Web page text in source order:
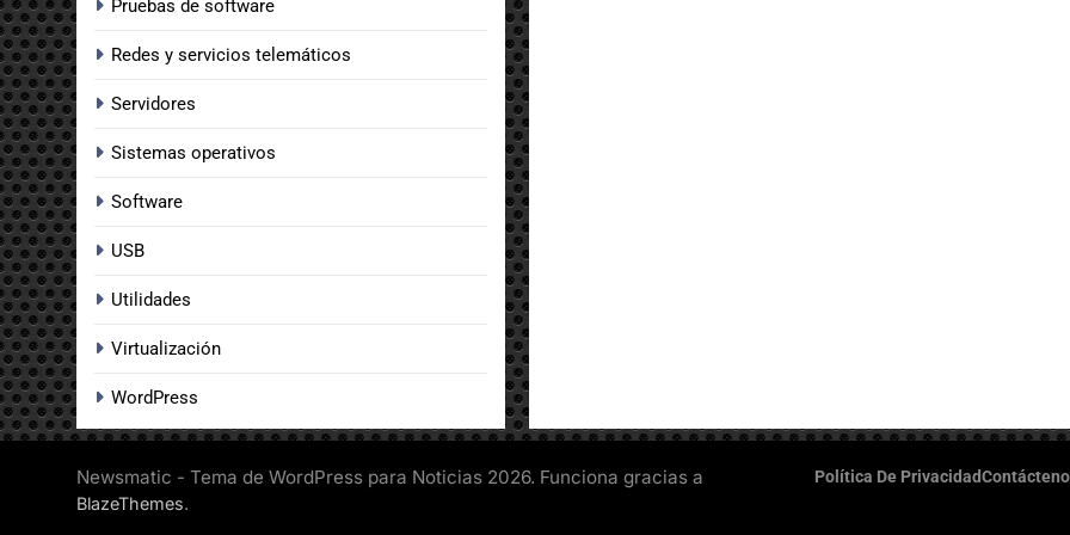
Pruebas de software
Redes y servicios telemáticos
Servidores
Sistemas operativos
Software
USB
Utilidades
Virtualización
WordPress
Newsmatic - Tema de WordPress para Noticias 2026. Funciona gracias a
BlazeThemes.
Política De Privacidad